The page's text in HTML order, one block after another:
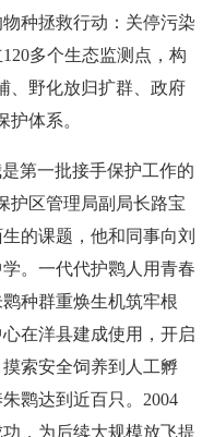
种拯救行动：关停污染
多个生态监测点，构
、野化放归扩群、政府
体系。
第一批接手保护工作的
护区管理局副局长路宝
的课题，他和同事向刘
。一代代护鹮人用青春
种群重焕生机筑牢根
在洋县建成使用，开启
索安全饲养到人工孵
鹮达到近百只。2004
，为后续大规模放飞提